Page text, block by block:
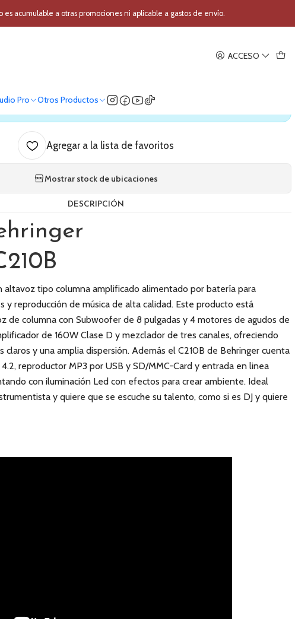
ACCESO
Pro Otros Productos
acumulable a otras promociones ni aplicable a gastos de envío.
audio Behringer C210B
de audio Behringer C210B
verifica nuestro stock
Agregar a la lista de favoritos
Mostrar stock de ubicaciones
DESCRIPCIÓN
altavoz tipo columna amplificado alimentado por batería para
y reproducción de música de alta calidad. Este producto está
de columna con Subwoofer de 8 pulgadas y 4 motores de agudos de
de 160W Clase D y mezclador de tres canales, ofreciendo
claros y una amplia dispersión. Además el C210B de Behringer cuenta
reproductor MP3 por USB y SD/MMC-Card y entrada en linea
con iluminación Led con efectos para crear ambiente. Ideal
y quiere que se escuche su talento, como si es DJ y quiere